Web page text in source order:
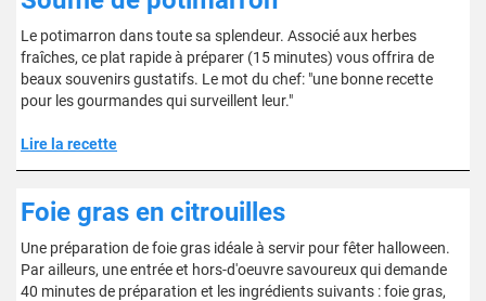
Le potimarron dans toute sa splendeur. Associé aux herbes
fraîches, ce plat rapide à préparer (15 minutes) vous offrira de
beaux souvenirs gustatifs. Le mot du chef: "une bonne recette
pour les gourmandes qui surveillent leur."
Lire la recette
Foie gras en citrouilles
Une préparation de foie gras idéale à servir pour fêter halloween.
Par ailleurs, une entrée et hors-d'oeuvre savoureux qui demande
40 minutes de préparation et les ingrédients suivants : foie gras,